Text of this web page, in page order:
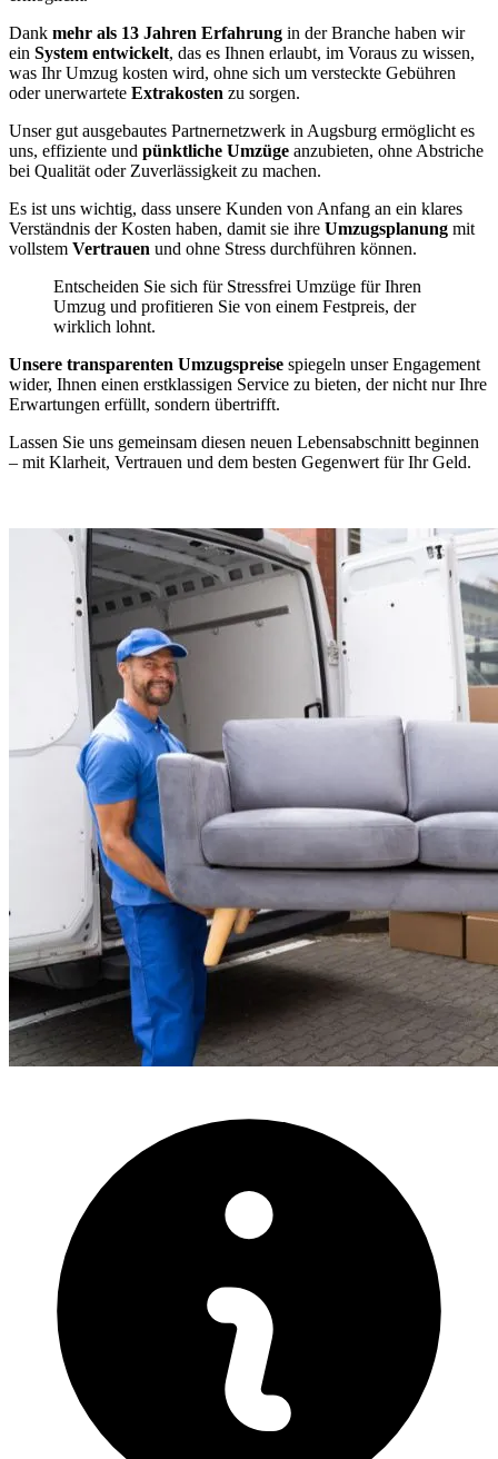
Dank mehr als 13 Jahren Erfahrung in der Branche haben wir
ein System entwickelt, das es Ihnen erlaubt, im Voraus zu wissen,
was Ihr Umzug kosten wird, ohne sich um versteckte Gebühren
oder unerwartete Extrakosten zu sorgen.
Unser gut ausgebautes Partnernetzwerk in Augsburg ermöglicht es
uns, effiziente und pünktliche Umzüge anzubieten, ohne Abstriche
bei Qualität oder Zuverlässigkeit zu machen.
Es ist uns wichtig, dass unsere Kunden von Anfang an ein klares
Verständnis der Kosten haben, damit sie ihre Umzugsplanung mit
vollstem Vertrauen und ohne Stress durchführen können.
Entscheiden Sie sich für Stressfrei Umzüge für Ihren
Umzug und profitieren Sie von einem Festpreis, der
wirklich lohnt.
Unsere transparenten Umzugspreise spiegeln unser Engagement
wider, Ihnen einen erstklassigen Service zu bieten, der nicht nur Ihre
Erwartungen erfüllt, sondern übertrifft.
Lassen Sie uns gemeinsam diesen neuen Lebensabschnitt beginnen
– mit Klarheit, Vertrauen und dem besten Gegenwert für Ihr Geld.